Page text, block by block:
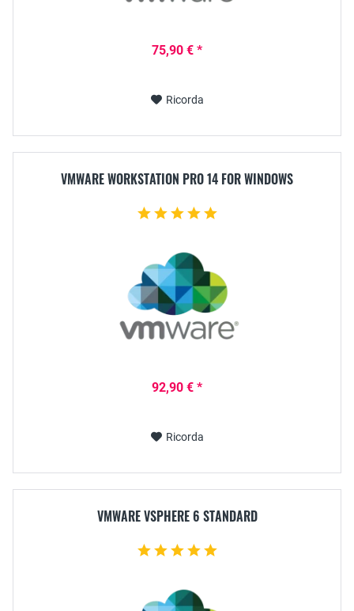
75,90 € *
Ricorda
VMWARE WORKSTATION PRO 14 FOR WINDOWS
92,90 € *
Ricorda
VMWARE VSPHERE 6 STANDARD